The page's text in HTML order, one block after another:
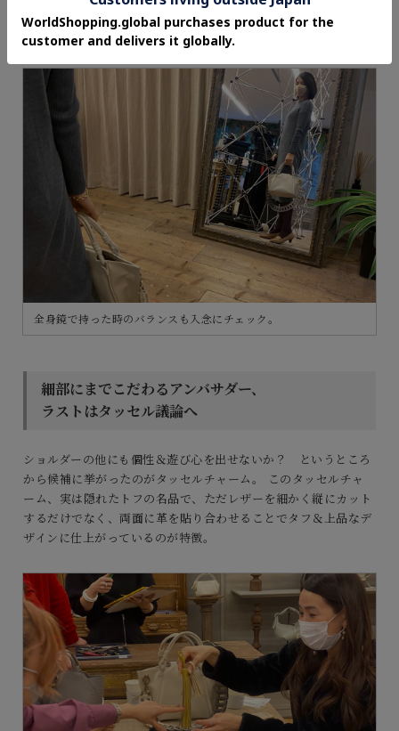
ショルダーを提案したことで、さらにコラボ熱はヒートアップ。
全身鏡で持った時のバランスも入念にチェック。
細部にまでこだわるアンバサダー、
ラストはタッセル議論へ
ショルダーの他にも個性＆遊び心を出せないか？ というところ
から候補に挙がったのがタッセルチャーム。 このタッセルチャ
ーム、実は隠れたトフの名品で、ただレザーを細かく縦にカット
するだけでなく、両面に革を貼り合わせることでタフ＆上品なデ
ザインに仕上がっているのが特徴。